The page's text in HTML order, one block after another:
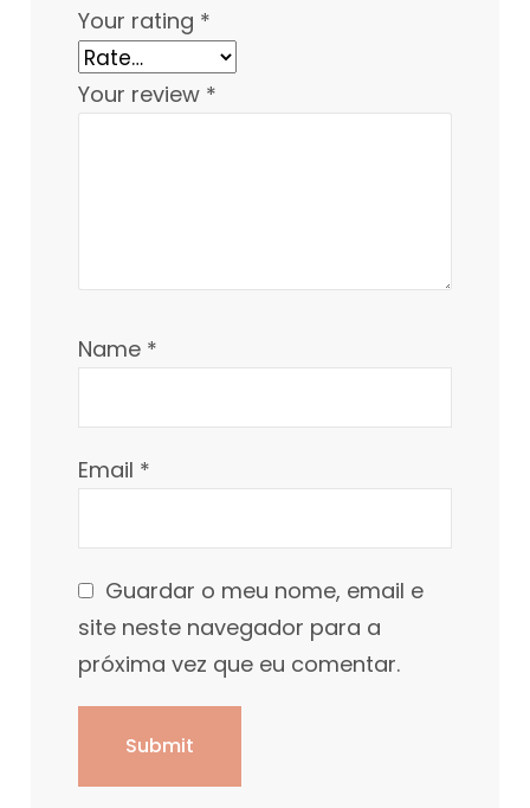
Your rating *
Your review *
Name *
Email *
Guardar o meu nome, email e
site neste navegador para a
próxima vez que eu comentar.